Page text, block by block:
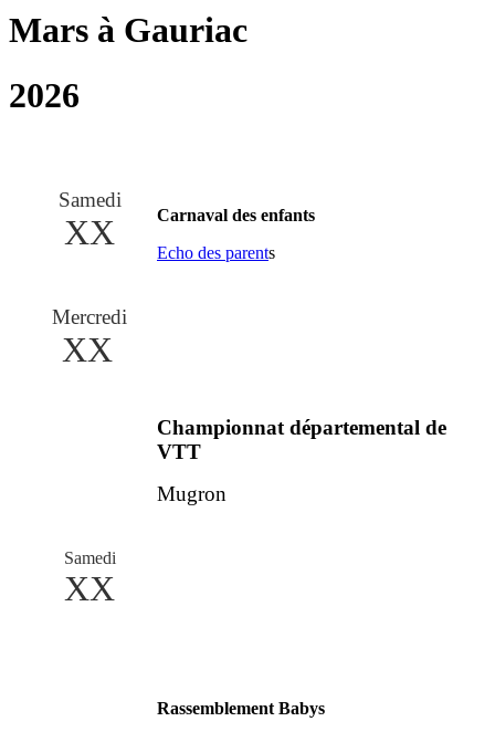
Mars à Gauriac
2026
Samedi
XX
Carnaval des enfants
Echo des parents
Mercredi
XX
Championnat départemental de
VTT
Mugron
Samedi
XX
Rassemblement Babys